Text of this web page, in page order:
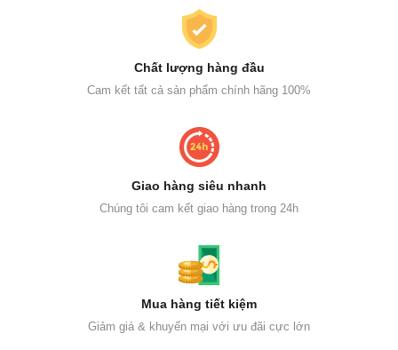
Chất lượng hàng đầu
Cam kết tất cả sản phẩm chính hãng 100%
Giao hàng siêu nhanh
Chúng tôi cam kết giao hàng trong 24h
Mua hàng tiết kiệm
Giảm giá & khuyến mại với ưu đãi cực lớn